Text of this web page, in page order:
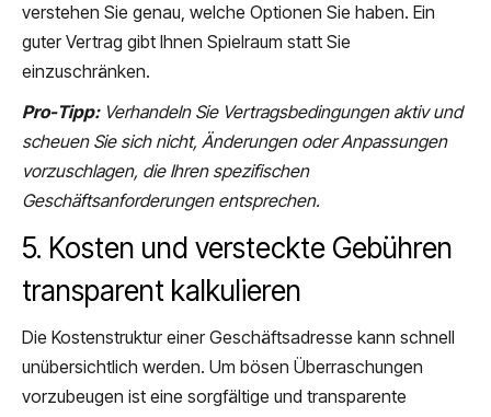
verstehen Sie genau, welche Optionen Sie haben. Ein
guter Vertrag gibt Ihnen Spielraum statt Sie
einzuschränken.
Pro-Tipp: Verhandeln Sie Vertragsbedingungen aktiv und
scheuen Sie sich nicht, Änderungen oder Anpassungen
vorzuschlagen, die Ihren spezifischen
Geschäftsanforderungen entsprechen.
5. Kosten und versteckte Gebühren
transparent kalkulieren
Die Kostenstruktur einer Geschäftsadresse kann schnell
unübersichtlich werden. Um bösen Überraschungen
vorzubeugen ist eine sorgfältige und transparente